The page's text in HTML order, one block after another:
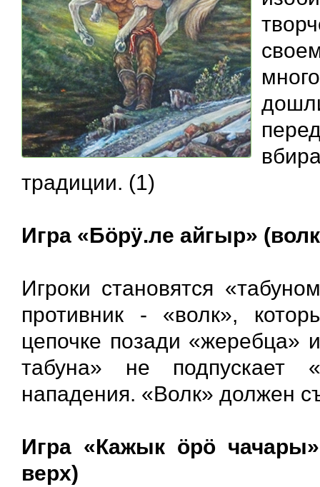
традиции. (1)
Игра «Бöрӱ.ле айгыр»
Игроки становятся
противник - «волк»,
цепочке позади «жеребца»
табуна» не подпускает
нападения. «Волк» должен
Игра «Кажык öрö
верх)